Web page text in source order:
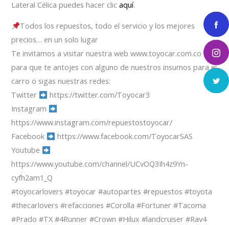
Lateral Célica puedes hacer clicaquí.
Todos los repuestos, todo el servicio y los mejores
precios… en un solo lugar
Te invitamos a visitar nuestra web www.toyocar.com.co
para que te antojes con alguno de nuestros insumos para el
carro o sigas nuestras redes:
Twitter
https://twitter.com/Toyocar3
Instagram
https://www.instagram.com/repuestostoyocar/
Facebook
https://www.facebook.com/ToyocarSAS
Youtube
https://www.youtube.com/channel/UCvOQ3Ih4z9Yn-
cyfh2am1_Q
#toyocarlovers #toyocar #autopartes #repuestos #toyota
#thecarlovers #refacciones #Corolla #Fortuner #Tacoma
#Prado #TX #4Runner #Crown #Hilux #landcruiser #Rav4